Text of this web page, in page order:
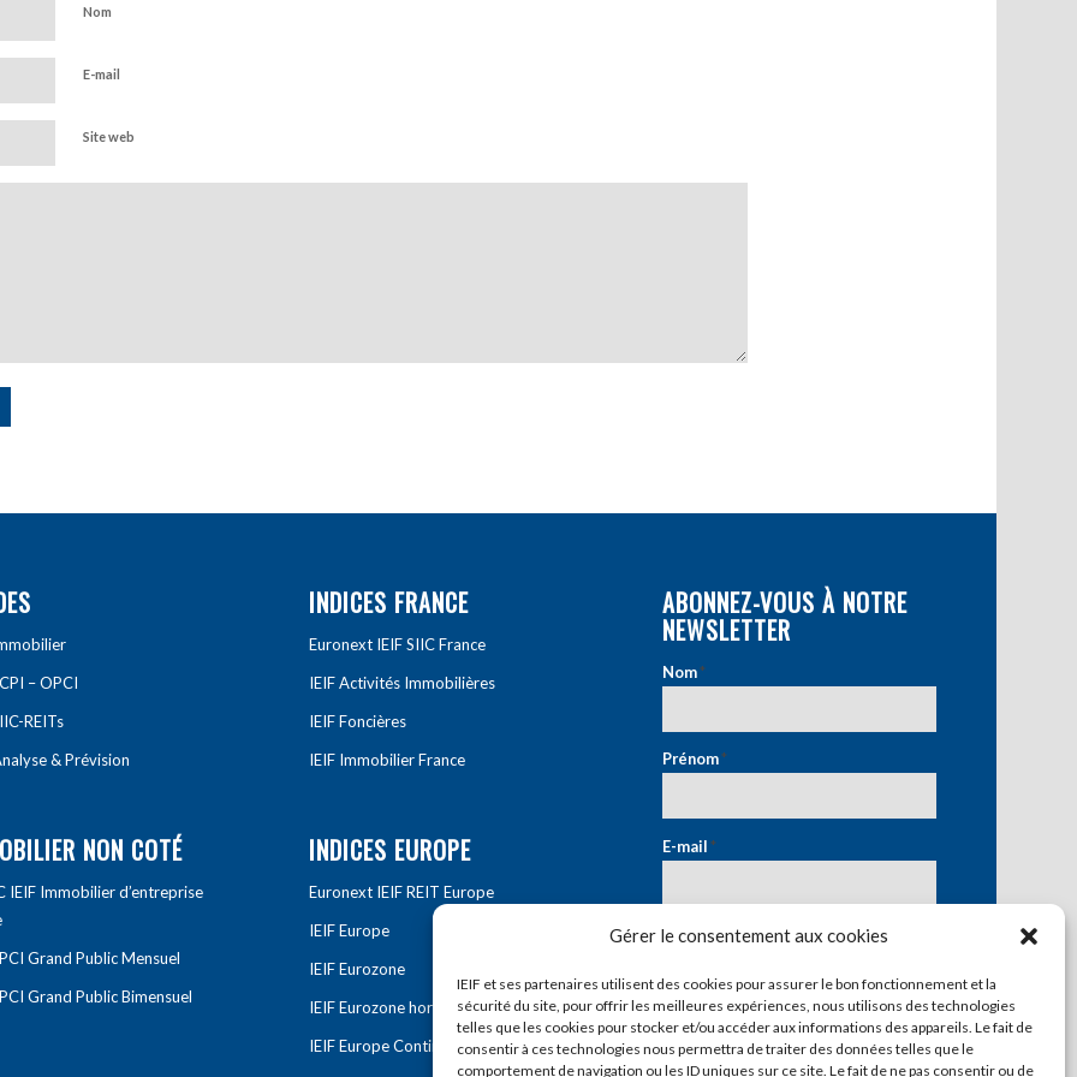
Gérer le consentement aux cookies
IEIF et ses partenaires utilisent des cookies pour assurer le bon fonctionnement et la
sécurité du site, pour offrir les meilleures expériences, nous utilisons des technologies
telles que les cookies pour stocker et/ou accéder aux informations des appareils. Le fait de
consentir à ces technologies nous permettra de traiter des données telles que le
comportement de navigation ou les ID uniques sur ce site. Le fait de ne pas consentir ou de
Nom
E-mail
Site web
– OPCI
REITs
& Prévision
NON COTÉ
IEIF Immobilier d’entreprise
Grand Public Mensuel
Grand Public Bimensuel
INDICES FRANCE
Euronext IEIF SIIC France
IEIF Activités Immobilières
IEIF Foncières
IEIF Immobilier France
INDICES EUROPE
Euronext IEIF REIT Europe
IEIF Europe
IEIF Eurozone
IEIF Eurozone hors France
IEIF Europe Continentale
ABONNEZ-VOUS À NOTRE
NEWSLETTER
Nom*
Prénom*
E-mail*